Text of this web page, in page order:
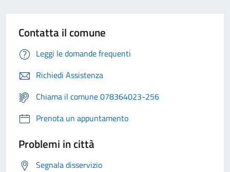
Contatta il comune
Leggi le domande frequenti
Richiedi Assistenza
Chiama il comune 078364023-256
Prenota un appuntamento
Problemi in città
Segnala disservizio